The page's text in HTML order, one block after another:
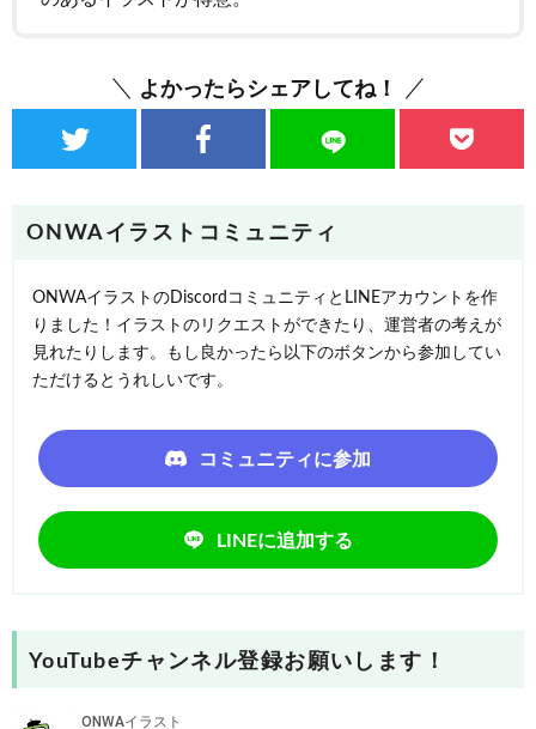
よかったらシェアしてね！
ONWAイラストコミュニティ
ONWAイラストのDiscordコミュニティとLINEアカウントを作
りました！イラストのリクエストができたり、運営者の考えが
見れたりします。もし良かったら以下のボタンから参加してい
ただけるとうれしいです。
コミュニティに参加
LINEに追加する
YouTubeチャンネル登録お願いします！